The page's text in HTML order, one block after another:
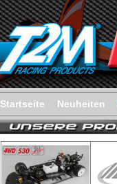
Startseite Neuheiten